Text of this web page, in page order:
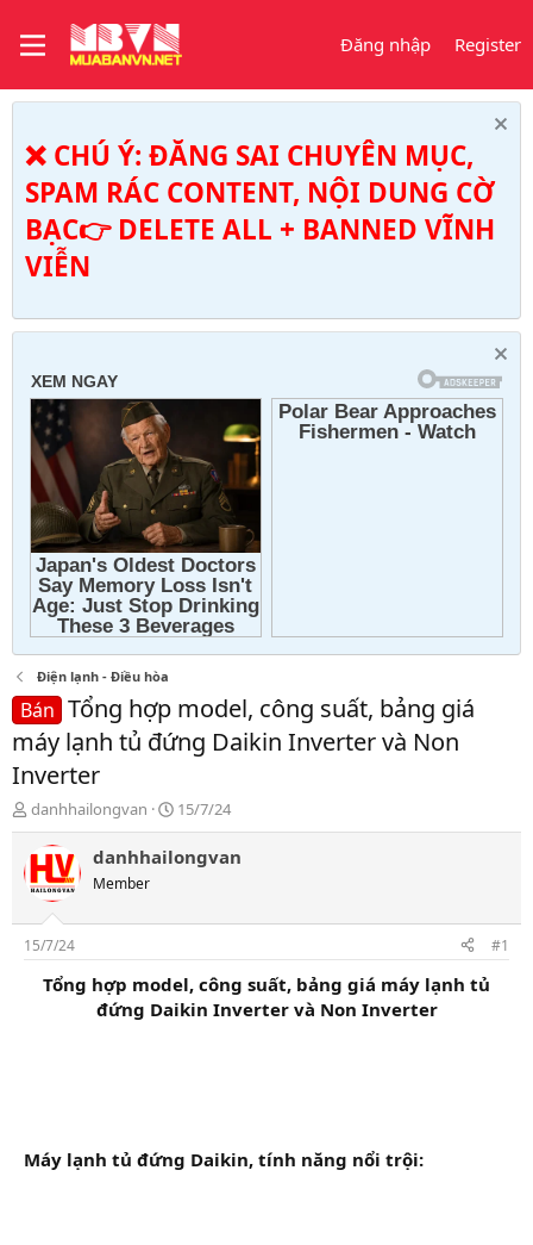
Đăng nhập Register
❌ CHÚ Ý: ĐĂNG SAI CHUYÊN MỤC,
SPAM RÁC CONTENT, NỘI DUNG CỜ
BẠC👉 DELETE ALL + BANNED VĨNH
VIỄN
Điện lạnh - Điều hòa
Bán Tổng hợp model, công suất, bảng giá
máy lạnh tủ đứng Daikin Inverter và Non
Inverter
T
h
r
e
a
s
t
danhhailongvan
N
g
à
15/7/24
danhhailongvan
Member
15/7/24 #1
Tổng hợp model, công suất, bảng giá máy lạnh tủ
đứng Daikin Inverter và Non Inverter
Máy lạnh tủ đứng Daikin, tính năng nổi trội: